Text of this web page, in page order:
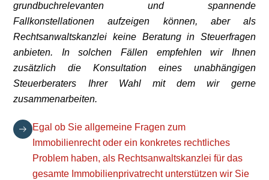
grundbuchrelevanten und spannende
Fallkonstellationen aufzeigen können, aber als
Rechtsanwaltskanzlei keine Beratung in Steuerfragen
anbieten. In solchen Fällen empfehlen wir Ihnen
zusätzlich die Konsultation eines unabhängigen
Steuerberaters Ihrer Wahl mit dem wir gerne
zusammenarbeiten.
Egal ob Sie allgemeine Fragen zum
Immobilienrecht oder ein konkretes rechtliches
Problem haben, als Rechtsanwaltskanzlei für das
gesamte Immobilienprivatrecht unterstützen wir Sie